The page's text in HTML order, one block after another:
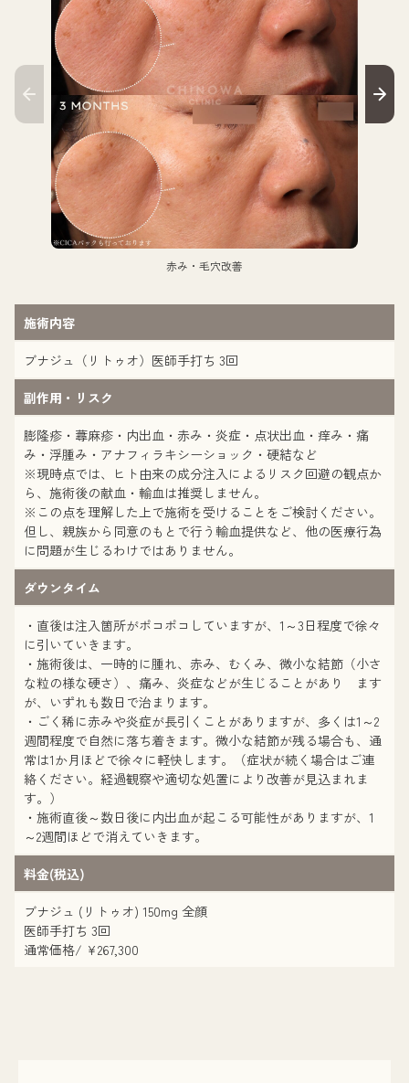
赤み・毛穴改善
施術内容
ブナジュ（リトゥオ）医師手打ち 3回
副作用・リスク
膨隆疹・蕁麻疹・内出血・赤み・炎症・点状出血・痒み・痛
み・浮腫み・アナフィラキシーショック・硬結など
※現時点では、ヒト由来の成分注入によるリスク回避の観点か
ら、施術後の献血・輸血は推奨しません。
※この点を理解した上で施術を受けることをご検討ください。
但し、親族から同意のもとで行う輸血提供など、他の医療行為
に問題が生じるわけではありません。
ダウンタイム
・直後は注入箇所がポコポコしていますが、1～3日程度で徐々
に引いていきます。
・施術後は、一時的に腫れ、赤み、むくみ、微小な結節（小さ
な粒の様な硬さ）、痛み、炎症などが生じることがあり ます
が、いずれも数日で治まります。
・ごく稀に赤みや炎症が長引くことがありますが、多くは1～2
週間程度で自然に落ち着きます。微小な結節が残る場合も、通
常は1か月ほどで徐々に軽快します。（症状が続く場合はご連
絡ください。経過観察や適切な処置により改善が見込まれま
す。）
・施術直後～数日後に内出血が起こる可能性がありますが、1
～2週間ほどで消えていきます。
料金(税込)
ブナジュ (リトゥオ) 150mg 全顔
医師手打ち 3回
通常価格/ ¥267,300